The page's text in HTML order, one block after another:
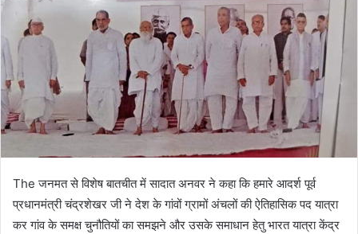
The जनमत से विशेष बातचीत में सादात अनवर ने कहा कि हमारे आदर्श पूर्व
प्रधानमंत्री चंद्रशेखर जी ने देश के गांवों ग्रामों अंचलों की ऐतिहासिक पद यात्रा
कर गांव के समक्ष चुनौतियों का समझने और उसके समाधान हेतु भारत यात्रा केंद्र